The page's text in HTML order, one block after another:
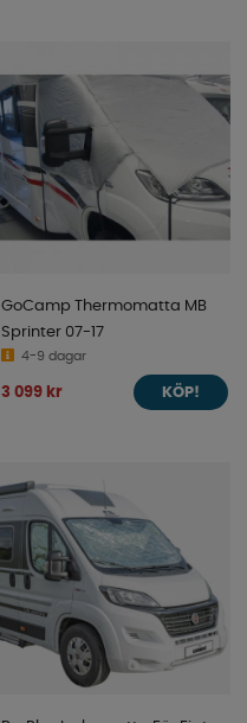
GoCamp Thermomatta MB
Sprinter 07-17
4-9 dagar
3 099 kr KÖP!